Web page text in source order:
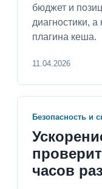
бюджет и
диагностики,
плагина кеша.
11.04.2026
Безопасность и
часов